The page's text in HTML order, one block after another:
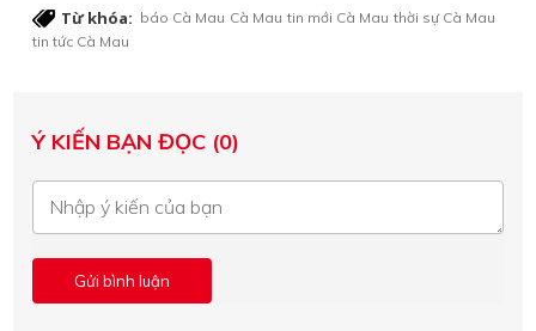
Từ khóa: báo Cà Mau Cà Mau tin mới Cà Mau thời sự Cà Mau
tin tức Cà Mau
Ý KIẾN BẠN ĐỌC (0)